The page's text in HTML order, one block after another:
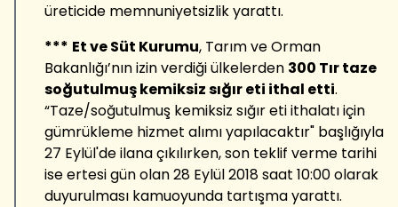
üreticide memnuniyetsizlik yarattı.
*** Et ve Süt Kurumu, Tarım ve Orman
Bakanlığı’nın izin verdiği ülkelerden 300 Tır taze
soğutulmuş kemiksiz sığır eti ithal etti.
“Taze/soğutulmuş kemiksiz sığır eti ithalatı için
gümrükleme hizmet alımı yapılacaktır" başlığıyla
27 Eylül'de ilana çıkılırken, son teklif verme tarihi
ise ertesi gün olan 28 Eylül 2018 saat 10:00 olarak
duyurulması kamuoyunda tartışma yarattı.